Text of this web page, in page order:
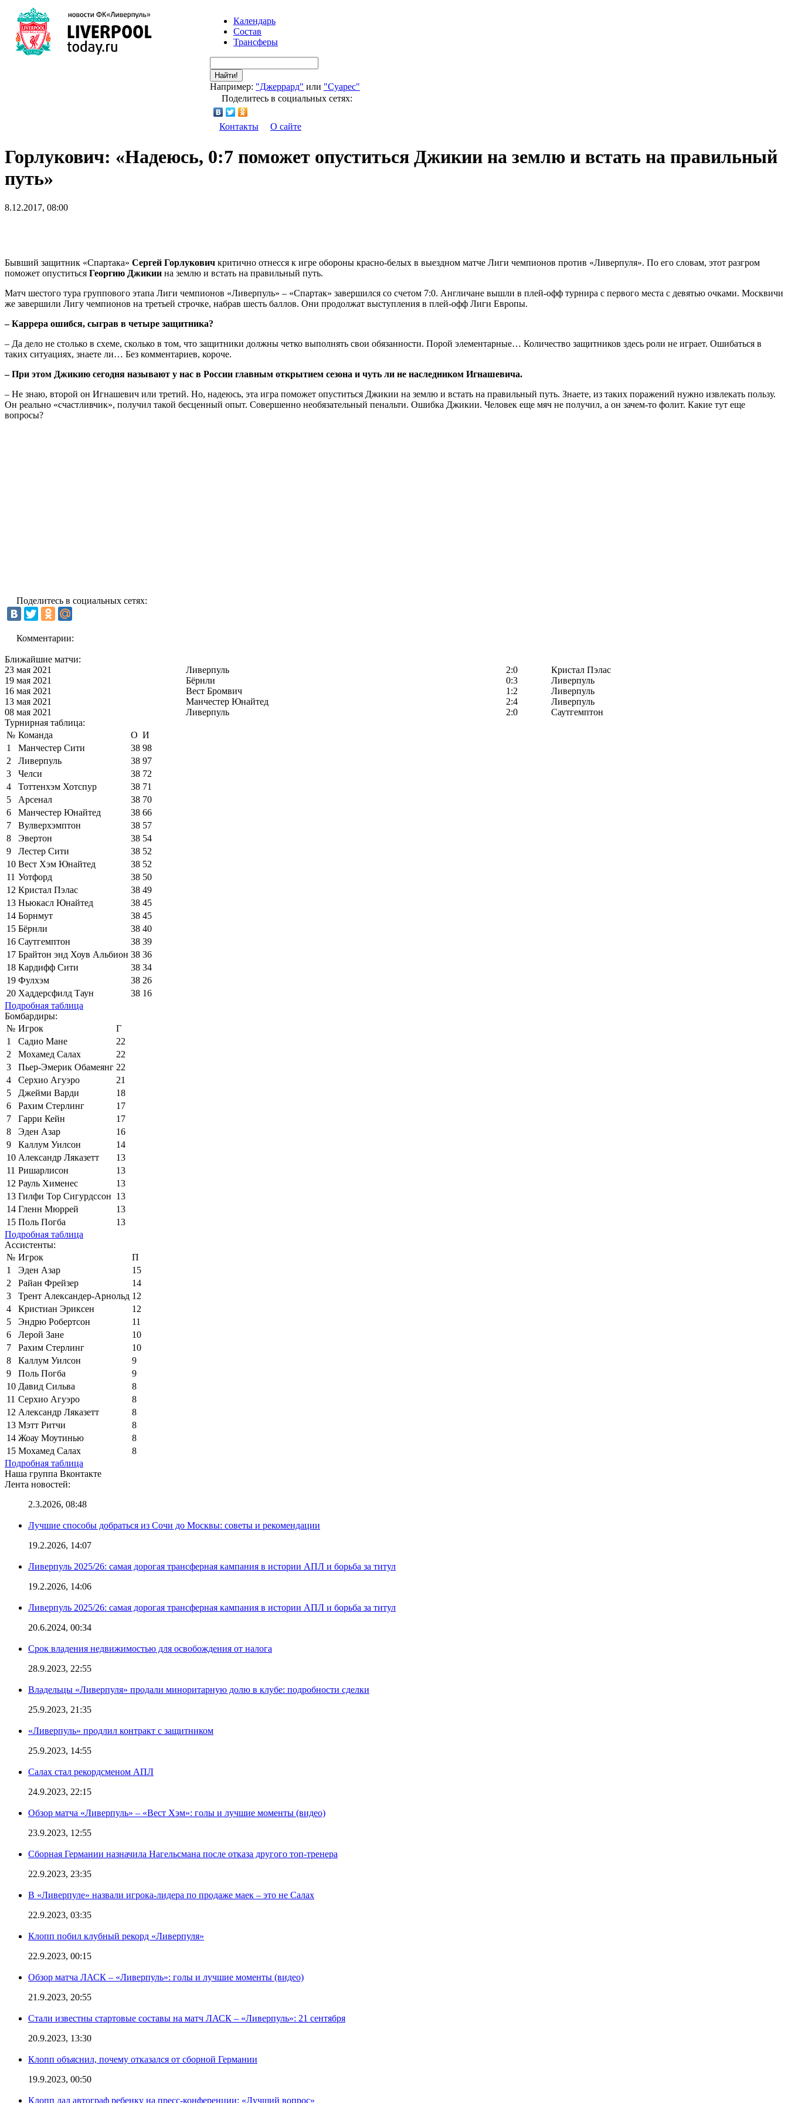
Календарь
Состав
Трансферы
Найти!
Например: "Джеррард" или "Суарес"
Поделитесь в социальных сетях:
Контакты О сайте
Горлукович: «Надеюсь, 0:7 поможет опуститься Джикии на землю и встать на правильный
путь»
8.12.2017, 08:00
Бывший защитник «Спартака» Сергей Горлукович критично отнесся к игре обороны красно-белых в выездном матче Лиги чемпионов против «Ливерпуля». По его словам, этот разгром
поможет опуститься Георгию Джикии на землю и встать на правильный путь.
Матч шестого тура группового этапа Лиги чемпионов «Ливерпуль» – «Спартак» завершился со счетом 7:0. Англичане вышли в плей-офф турнира с первого места с девятью очками. Москвичи
же завершили Лигу чемпионов на третьей строчке, набрав шесть баллов. Они продолжат выступления в плей-офф Лиги Европы.
– Каррера ошибся, сыграв в четыре защитника?
– Да дело не столько в схеме, сколько в том, что защитники должны четко выполнять свои обязанности. Порой элементарные… Количество защитников здесь роли не играет. Ошибаться в
таких ситуациях, знаете ли… Без комментариев, короче.
– При этом Джикию сегодня называют у нас в России главным открытием сезона и чуть ли не наследником Игнашевича.
– Не знаю, второй он Игнашевич или третий. Но, надеюсь, эта игра поможет опуститься Джикии на землю и встать на правильный путь. Знаете, из таких поражений нужно извлекать пользу.
Он реально «счастливчик», получил такой бесценный опыт. Совершенно необязательный пенальти. Ошибка Джикии. Человек еще мяч не получил, а он зачем-то фолит. Какие тут еще
вопросы?
Поделитесь в социальных сетях:
Комментарии:
Ближайшие матчи:
23 мая 2021
Ливерпуль 2:0
Кристал Пэлас
19 мая 2021
Бёрнли 0:3
Ливерпуль
16 мая 2021
Вест Бромвич 1:2
Ливерпуль
13 мая 2021
Манчестер Юнайтед 2:4
Ливерпуль
08 мая 2021
Ливерпуль 2:0
Саутгемптон
Турнирная таблица:
№ Команда О И
1
Манчестер Сити 38 98
2
Ливерпуль 38 97
3
Челси 38 72
4
Тоттенхэм Хотспур 38 71
5
Арсенал 38 70
6
Манчестер Юнайтед 38 66
7
Вулверхэмптон 38 57
8
Эвертон 38 54
9
Лестер Сити 38 52
10 Вест Хэм Юнайтед 38 52
11 Уотфорд 38 50
12 Кристал Пэлас 38 49
13 Ньюкасл Юнайтед 38 45
14 Борнмут 38 45
15 Бёрнли 38 40
16 Саутгемптон 38 39
17 Брайтон энд Хоув Альбион 38 36
18 Кардифф Сити 38 34
19 Фулхэм 38 26
20 Хаддерсфилд Таун 38 16
Подробная таблица
Бомбардиры:
№ Игрок
Г
1
Садио Мане
22
2
Мохамед Салах
22
3
Пьер-Эмерик Обамеянг 22
4
Серхио Агуэро
21
5
Джейми Варди
18
6
Рахим Стерлинг
17
7
Гарри Кейн
17
8
Эден Азар
16
9
Каллум Уилсон
14
10 Александр Ляказетт
13
11 Ришарлисон
13
12 Рауль Хименес
13
13 Гилфи Тор Сигурдссон 13
14 Гленн Мюррей
13
15 Поль Погба
13
Подробная таблица
Ассистенты:
№ Игрок
П
1
Эден Азар
15
2
Райан Фрейзер
14
3
Трент Александер-Арнольд 12
4
Кристиан Эриксен
12
5
Эндрю Робертсон
11
6
Лерой Зане
10
7
Рахим Стерлинг
10
8
Каллум Уилсон
9
9
Поль Погба
9
10 Давид Сильва
8
11 Серхио Агуэро
8
12 Александр Ляказетт
8
13 Мэтт Ритчи
8
14 Жоау Моутинью
8
15 Мохамед Салах
8
Подробная таблица
Наша группа Вконтакте
Лента новостей:
2.3.2026, 08:48
Лучшие способы добраться из Сочи до Москвы: советы и рекомендации
19.2.2026, 14:07
Ливерпуль 2025/26: самая дорогая трансферная кампания в истории АПЛ и борьба за титул
19.2.2026, 14:06
Ливерпуль 2025/26: самая дорогая трансферная кампания в истории АПЛ и борьба за титул
20.6.2024, 00:34
Срок владения недвижимостью для освобождения от налога
28.9.2023, 22:55
Владельцы «Ливерпуля» продали миноритарную долю в клубе: подробности сделки
25.9.2023, 21:35
«Ливерпуль» продлил контракт с защитником
25.9.2023, 14:55
Салах стал рекордсменом АПЛ
24.9.2023, 22:15
Обзор матча «Ливерпуль» – «Вест Хэм»: голы и лучшие моменты (видео)
23.9.2023, 12:55
Сборная Германии назначила Нагельсмана после отказа другого топ-тренера
22.9.2023, 23:35
В «Ливерпуле» назвали игрока-лидера по продаже маек – это не Салах
22.9.2023, 03:35
Клопп побил клубный рекорд «Ливерпуля»
22.9.2023, 00:15
Обзор матча ЛАСК – «Ливерпуль»: голы и лучшие моменты (видео)
21.9.2023, 20:55
Стали известны стартовые составы на матч ЛАСК – «Ливерпуль»: 21 сентября
20.9.2023, 13:30
Клопп объяснил, почему отказался от сборной Германии
19.9.2023, 00:50
Клопп дал автограф ребенку на пресс-конференции: «Лучший вопрос»